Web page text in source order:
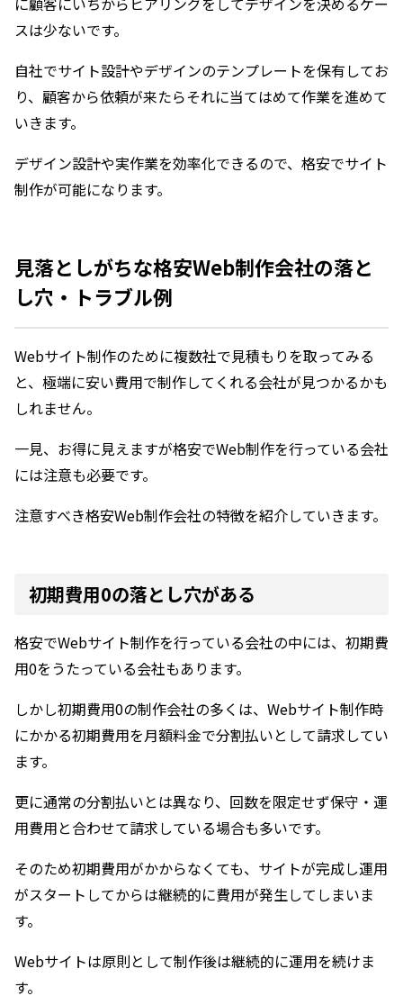
スは少ないです。
自社でサイト設計やデザインのテンプレートを保有してお
り、顧客から依頼が来たらそれに当てはめて作業を進めて
いきます。
デザイン設計や実作業を効率化できるので、格安でサイト
制作が可能になります。
見落としがちな格安Web制作会社の落と
し穴・トラブル例
Webサイト制作のために複数社で見積もりを取ってみる
と、極端に安い費用で制作してくれる会社が見つかるかも
しれません。
一見、お得に見えますが格安でWeb制作を行っている会社
には注意も必要です。
注意すべき格安Web制作会社の特徴を紹介していきます。
初期費用0の落とし穴がある
格安でWebサイト制作を行っている会社の中には、初期費
用0をうたっている会社もあります。
しかし初期費用0の制作会社の多くは、Webサイト制作時
にかかる初期費用を月額料金で分割払いとして請求してい
ます。
更に通常の分割払いとは異なり、回数を限定せず保守・運
用費用と合わせて請求している場合も多いです。
そのため初期費用がかからなくても、サイトが完成し運用
がスタートしてからは継続的に費用が発生してしまいま
す。
Webサイトは原則として制作後は継続的に運用を続けま
す。